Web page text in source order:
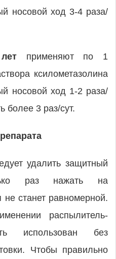
носовой ход 3-4 раза/
применяют по 1
ксилометазолина
носовой ход 1-2 раза/
более 3 раз/сут.
удалить защитный
раз нажать на
не станет равномерной.
распылитель-
использован без
Чтобы правильно